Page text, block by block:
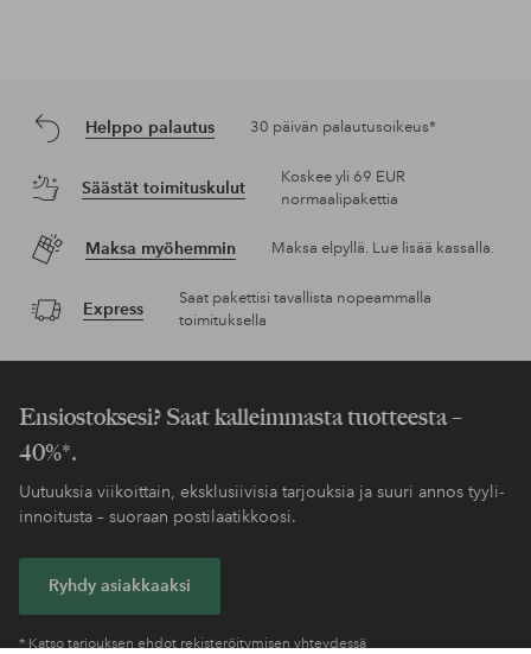
Helppo palautus 30 päivän palautusoikeus*
Säästät toimituskulut
Koskee yli 69 EUR
normaalipakettia
Maksa myöhemmin Maksa elpyllä. Lue lisää kassalla.
Express
Saat pakettisi tavallista nopeammalla
toimituksella
Ensiostoksesi? Saat kalleimmasta tuotteesta –
40%*.
Uutuuksia viikoittain, eksklusiivisia tarjouksia ja suuri annos tyyli-
innoitusta – suoraan postilaatikkoosi.
Ryhdy asiakkaaksi
* Katso tarjouksen ehdot rekisteröitymisen yhteydessä